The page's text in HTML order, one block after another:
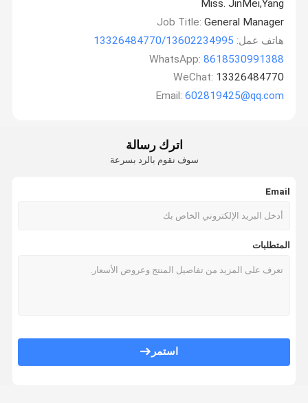
Miss. JinMei,Yang
Job Title: General Manager
هاتف عمل: 13326484770/13602234995
WhatsApp: 8618530991388
WeChat: 13326484770
Email: 602819425@qq.com
اترك رسالة
سوف نقوم بالرد بسرعة
Email
المتطلبات
استمر